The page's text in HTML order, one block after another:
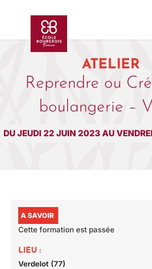
ATELIER
Reprendre ou
boulangerie –
DU JEUDI 22 JUIN 2023 AU
A SAVOIR
Cette formation est passée
LIEU :
Verdelot (77)